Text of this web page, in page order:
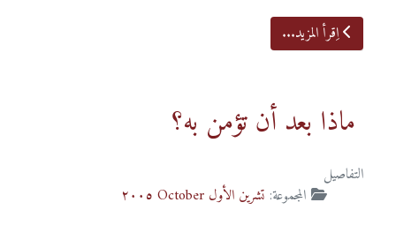
اِقرأ المزيد...
ماذا بعد أن تؤمن به؟
التفاصيل
المجموعة: تشرين الأول October ٢٠٠٥